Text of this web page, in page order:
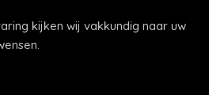
kijken wij vakkundig naar uw